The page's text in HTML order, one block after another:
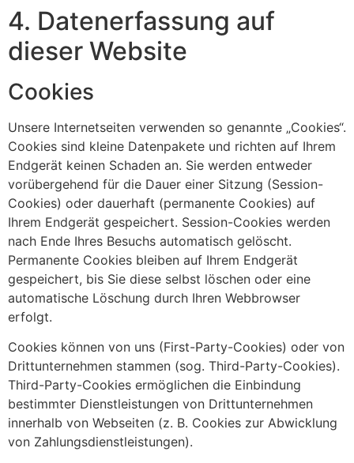
4. Datenerfassung auf
dieser Website
Cookies
Unsere Internetseiten verwenden so genannte „Cookies“.
Cookies sind kleine Datenpakete und richten auf Ihrem
Endgerät keinen Schaden an. Sie werden entweder
vorübergehend für die Dauer einer Sitzung (Session-
Cookies) oder dauerhaft (permanente Cookies) auf
Ihrem Endgerät gespeichert. Session-Cookies werden
nach Ende Ihres Besuchs automatisch gelöscht.
Permanente Cookies bleiben auf Ihrem Endgerät
gespeichert, bis Sie diese selbst löschen oder eine
automatische Löschung durch Ihren Webbrowser
erfolgt.
Cookies können von uns (First-Party-Cookies) oder von
Drittunternehmen stammen (sog. Third-Party-Cookies).
Third-Party-Cookies ermöglichen die Einbindung
bestimmter Dienstleistungen von Drittunternehmen
innerhalb von Webseiten (z. B. Cookies zur Abwicklung
von Zahlungsdienstleistungen).